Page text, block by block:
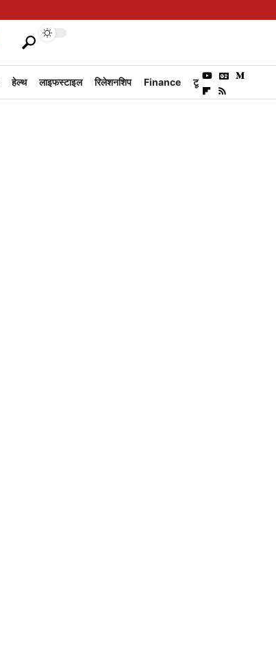
हेल्थ लाइफस्टाइल रिलेशनशिप Finance टूरिज्म